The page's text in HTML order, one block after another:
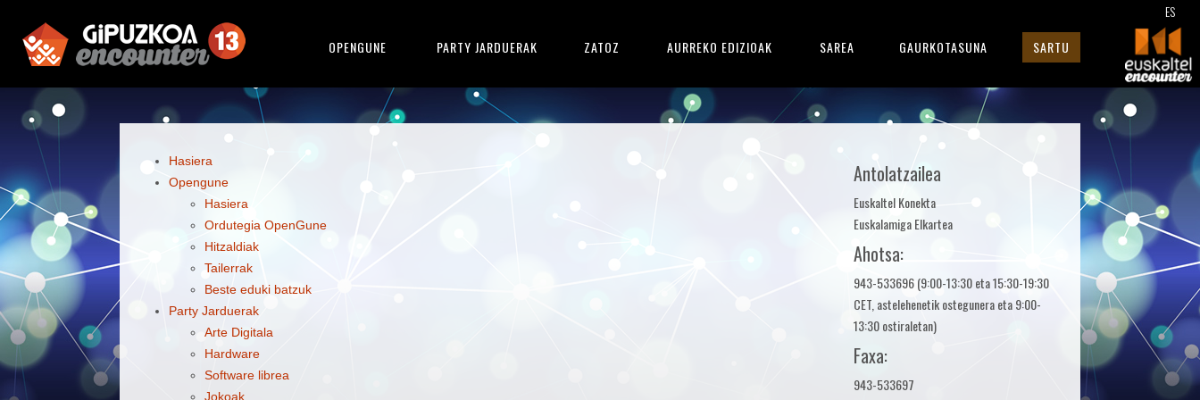
OPENGUNE PARTY JARDUERAK ZATOZ AURREKO EDIZIOAK SAREA GAURKOTASUNA SARTU
ES
Hasiera
Opengune
Hasiera
Ordutegia OpenGune
Hitzaldiak
Tailerrak
Beste eduki batzuk
Party Jarduerak
Arte Digitala
Hardware
Software librea
Jokoak
Antolatzailea
Euskaltel Konekta
Euskalamiga Elkartea
Ahotsa:
943-533696 (9:00-13:30 eta 15:30-19:30
CET, astelehenetik ostegunera eta 9:00-
13:30 ostiraletan)
Faxa:
943-533697